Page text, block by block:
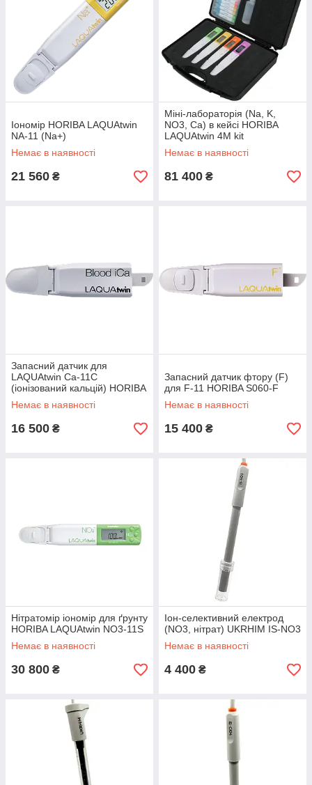
Іономір HORIBA LAQUAtwin
NA-11 (Na+)
Немає в наявності
21 560 ₴
Міні-лабораторія (Na, K,
NO3, Ca) в кейсі HORIBA
LAQUAtwin 4M kit
Немає в наявності
81 400 ₴
Запасний датчик для
LAQUAtwin Ca‐11C
(іонізований кальцій) HORIBA
S051
Немає в наявності
16 500 ₴
Запасний датчик фтору (F)
для F-11 HORIBA S060‐F
Немає в наявності
15 400 ₴
Нітратомір іономір для ґрунту
HORIBA LAQUAtwin NO3-11S
Немає в наявності
30 800 ₴
Іон-селективний електрод
(NO3, нітрат) UKRHIM IS-NO3
Немає в наявності
4 400 ₴